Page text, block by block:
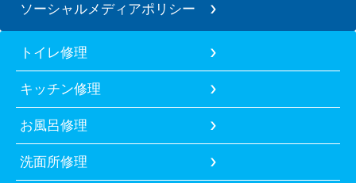
ソーシャルメディアポリシー
トイレ修理
キッチン修理
お風呂修理
洗面所修理